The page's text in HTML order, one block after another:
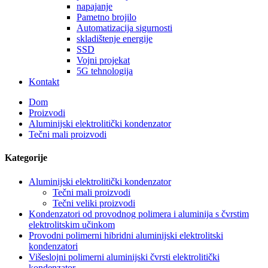
napajanje
Pametno brojilo
Automatizacija sigurnosti
skladištenje energije
SSD
Vojni projekat
5G tehnologija
Kontakt
Dom
Proizvodi
Aluminijski elektrolitički kondenzator
Tečni mali proizvodi
Kategorije
Aluminijski elektrolitički kondenzator
Tečni mali proizvodi
Tečni veliki proizvodi
Kondenzatori od provodnog polimera i aluminija s čvrstim
elektrolitskim učinkom
Provodni polimerni hibridni aluminijski elektrolitski
kondenzatori
Višeslojni polimerni aluminijski čvrsti elektrolitički